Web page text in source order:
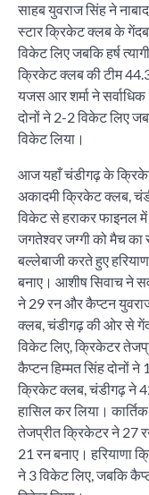
साहब युवराज सिंह ने
स्टार क्रिकेट क्लब के
विकेट लिए जबकि हर्ष
क्रिकेट क्लब की टीम
यजस आर शर्मा ने
दोनों ने 2-2 विकेट लिए
विकेट लिया।
आज यहाँ चंडीगढ़ के
अकादमी क्रिकेट क्लब,
विकेट से हराकर फाइनल में
जगतेश्वर जग्गी को मैच का
बल्लेबाजी करते हुए
बनाए। आशीष सिवाच ने
ने 29 रन और कैप्टन
क्लब, चंडीगढ़ की ओर से
विकेट लिए, क्रिकेटर
कैप्टन हिम्मत सिंह दोनों ने
क्रिकेट क्लब, चंडीगढ़ ने
हासिल कर लिया।
तेजप्रीत क्रिकेटर ने 27
21 रन बनाए। हरियाणा
ने 3 विकेट लिए, जबकि